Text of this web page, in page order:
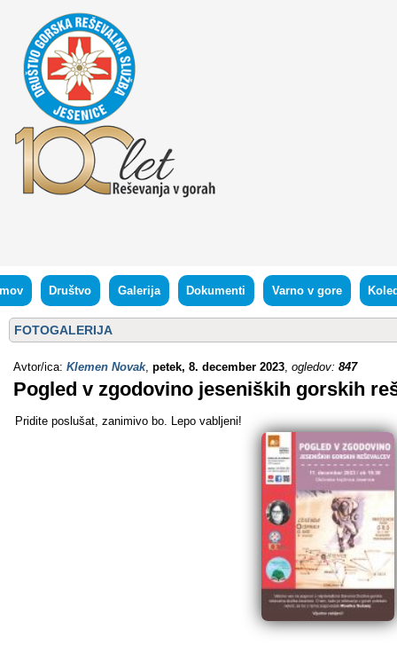
Društvo Galerija Dokumenti Varno v gore
FOTOGALERIJA
Avtor/ica: Klemen Novak, petek, 8. december 2023, ogledov: 847
Pogled v zgodovino jeseniških gorskih
Pridite poslušat, zanimivo bo. Lepo vabljeni!